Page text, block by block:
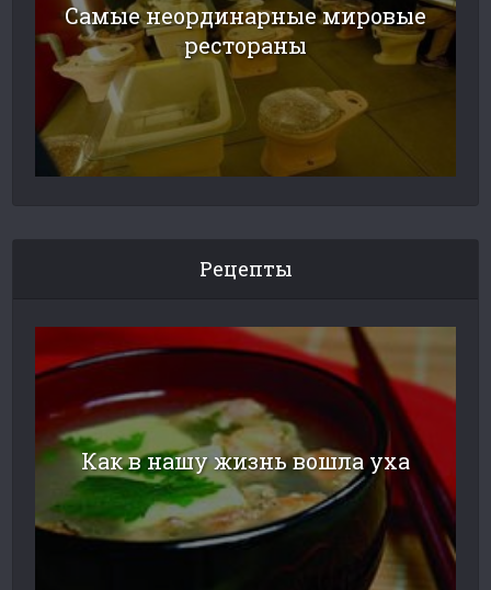
Самые неординарные мировые
рестораны
Рецепты
Как в нашу жизнь вошла уха